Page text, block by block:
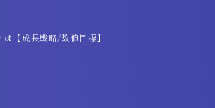
【成長戦略/数値目標】